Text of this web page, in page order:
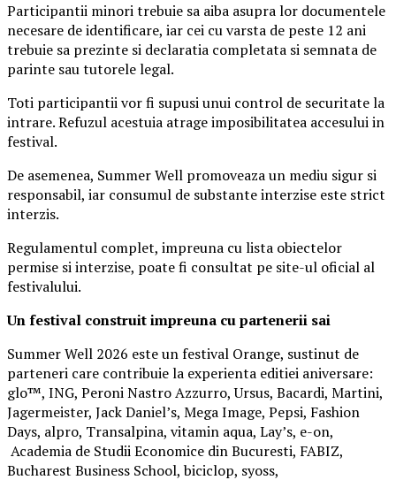
Participantii minori trebuie sa aiba asupra lor documentele
necesare de identificare, iar cei cu varsta de peste 12 ani
trebuie sa prezinte si declaratia completata si semnata de
parinte sau tutorele legal.
Toti participantii vor fi supusi unui control de securitate la
intrare. Refuzul acestuia atrage imposibilitatea accesului in
festival.
De asemenea, Summer Well promoveaza un mediu sigur si
responsabil, iar consumul de substante interzise este strict
interzis.
Regulamentul complet, impreuna cu lista obiectelor
permise si interzise, poate fi consultat pe site-ul oficial al
festivalului.
Un festival construitimpreuna cu partenerii sai
Summer Well 2026 este un festival Orange, sustinut de
parteneri care contribuie la experienta editiei aniversare:
glo™, ING, Peroni Nastro Azzurro, Ursus, Bacardi, Martini,
Jagermeister, Jack Daniel’s, Mega Image, Pepsi, Fashion
Days, alpro, Transalpina, vitamin aqua, Lay’s, e-on,
Academia de Studii Economice din Bucuresti, FABIZ,
Bucharest Business School, biciclop, syoss,